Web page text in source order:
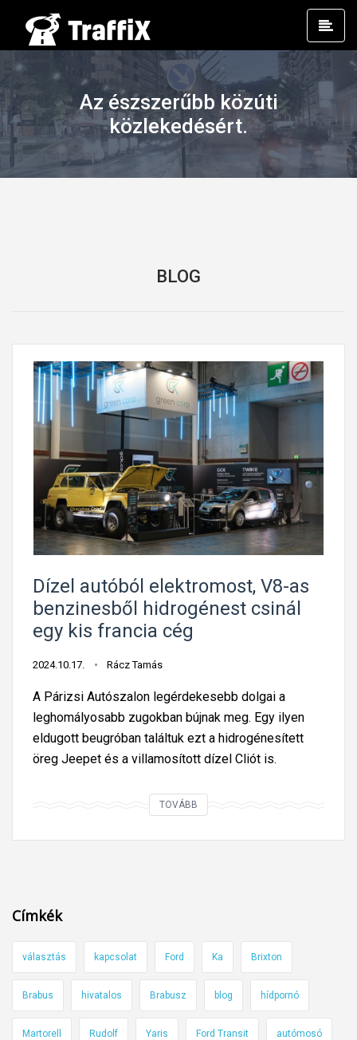
Az észszerűbb közúti
közlekedésért.
BLOG
Dízel autóból elektromost, V8-as
benzinesből hidrogénest csinál
egy kis francia cég
2024.10.17. Rácz Tamás
A Párizsi Autószalon legérdekesebb dolgai a
leghomályosabb zugokban bújnak meg. Egy ilyen
eldugott beugróban találtuk ezt a hidrogénesített
öreg Jeepet és a villamosított dízel Cliót is.
TOVÁBB
z
ó
b
ó
l
Címkék
választás kapcsolat Ford Ka Brixton
Brabus hivatalos Brabusz blog hídpornó
Martorell Rudolf Yaris Ford Transit autómosó